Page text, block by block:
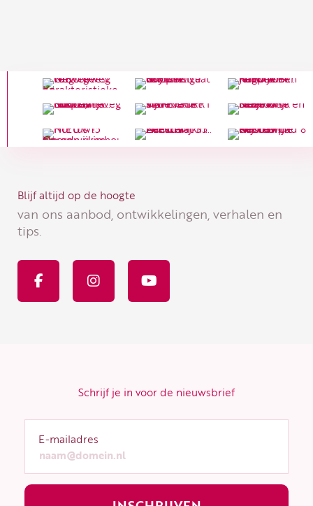
Blijf altijd op de hoogte
van ons aanbod, ontwikkelingen, verhalen en
tips.
F
a
c
e
I
n
t
Y
o
t
Schrijf je in voor de nieuwsbrief
E-mailadres